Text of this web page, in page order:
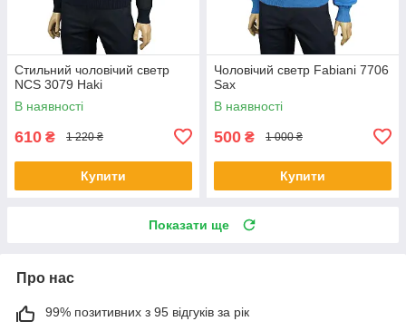
Стильний чоловічий светр
NCS 3079 Haki
В наявності
610 ₴ 1 220 ₴
Купити
Чоловічий светр Fabiani 7706
Sax
В наявності
500 ₴ 1 000 ₴
Купити
Показати ще
Про нас
99% позитивних з 95 відгуків за рік